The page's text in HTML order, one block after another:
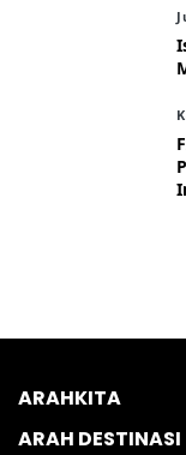
ARAHKITA
ARAH DESTINASI